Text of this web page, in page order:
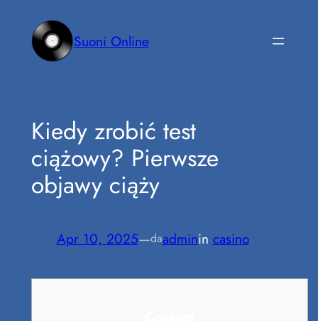
contenuto
Suoni Online
Kiedy zrobić test
ciążowy? Pierwsze
objawy ciąży
Apr 10, 2025—daadminin casino